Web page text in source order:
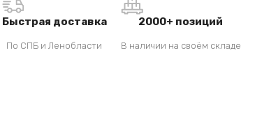
Быстрая доставка
По СПБ и Ленобласти
2000+ позиций
В наличии на своём складе